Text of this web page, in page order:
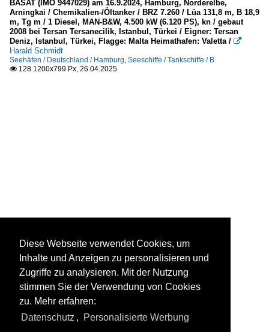
BASAT (IMO 9447029) am 16.9.2024, Hamburg, Norderelbe,
Arningkai / Chemikalien-/Öltanker / BRZ 7.260 / Lüa 131,8 m, B 18,9
m, Tg m / 1 Diesel, MAN-B&W, 4.500 kW (6.120 PS), kn / gebaut
2008 bei Tersan Tersanecilik, Istanbul, Türkei / Eigner: Tersan
Deniz, Istanbul, Türkei, Flagge: Malta Heimathafen: Valetta / 
Harald Schmidt
Seehäfen / Deutschland / Hamburg, Seeschiffe / Tankschiffe / B
 128 1200x799 Px, 26.04.2025
Diese Webseite verwendet Cookies, um
Inhalte und Anzeigen zu personalisieren und
Zugriffe zu analysieren. Mit der Nutzung
stimmen Sie der Verwendung von Cookies
zu. Mehr erfahren:
Datenschutz , Personalisierte Werbung